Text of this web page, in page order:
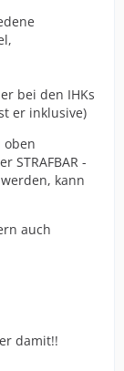
bei den IHKs
er inklusive)
oben
STRAFBAR -
kann
auch
damit!!